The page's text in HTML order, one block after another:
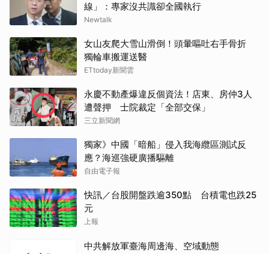
線」：專家沒共識卻全國執行
Newtalk
女山友爬大雪山滑倒！頭暈嘔吐右手骨折
獨輪車搬運送醫
ETtoday新聞雲
永慶不動產爆違反個資法！店東、房仲3人
遭聲押 士院裁定「全部交保」
三立新聞網
獨家》中國「暗船」侵入我海纜區測試反
應？海巡強硬廣播驅離
自由電子報
快訊／台股開盤跌逾350點 台積電也跌25
元
上報
中共解放軍臺海周邊海、空域動態